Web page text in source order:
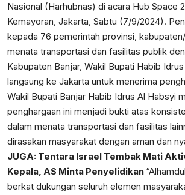
Nasional (Harhubnas) di acara Hub Space
Kemayoran, Jakarta, Sabtu (7/9/2024).
kepada 76 pemerintah provinsi,
menata transportasi dan fasilitas publik
Kabupaten Banjar, Wakil Bupati Habib
langsung ke Jakarta untuk menerima
Wakil Bupati Banjar Habib Idrus Al Habsyi
penghargaan ini menjadi bukti atas
dalam menata transportasi dan fasilitas
dirasakan masyarakat dengan aman dan
JUGA: Tentara Israel Tembak Mati
Kepala, AS Minta Penyelidikan
berkat dukungan seluruh elemen